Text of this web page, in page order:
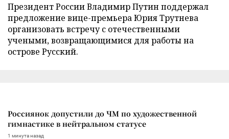
Президент России Владимир Путин поддержал
предложение вице-премьера Юрия Трутнева
организовать встречу с отечественными
учеными, возвращающимися для работы на
острове Русский.
Россиянок допустили до ЧМ по художественной
гимнастике в нейтральном статусе
1 минута назад